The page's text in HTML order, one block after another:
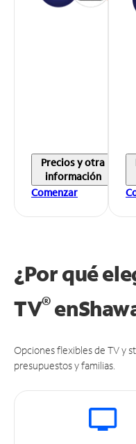
Precios y otra
información
Comenzar
¿Por qué
TV®en
Opciones flexibles de TV y
presupuestos y familias.